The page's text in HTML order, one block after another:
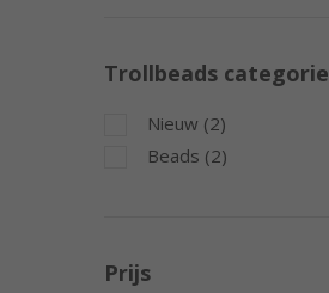
Trollbeads categorie
Nieuw (2)
Beads (2)
Prijs